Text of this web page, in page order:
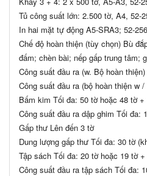
Tủ công suất lớn: 2.500 tờ, A4, 52-
In hai mặt tự động A5-SRA3; 52-
Chế độ hoàn thiện (tùy chọn) Bù
đấm; chèn bài; nếp gấp trung tâm;
Công suất đầu ra (w. Bộ hoàn
Công suất đầu ra (bộ hoàn thiện w
Bấm kim Tối đa: 50 tờ hoặc 48 tờ
Công suất đầu ra dập ghim Tối đa:
Gấp thư Lên đến 3 tờ
Dung lượng gấp thư Tối đa: 30 tờ
Tập sách Tối đa: 20 tờ hoặc 19 tờ
Công suất đầu ra tập sách Tối đa: